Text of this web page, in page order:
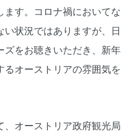
す。コロナ禍においてな
状況ではありますが、日
をお聴きいただき、新年
オーストリアの雰囲気を
、オーストリア政府観光局